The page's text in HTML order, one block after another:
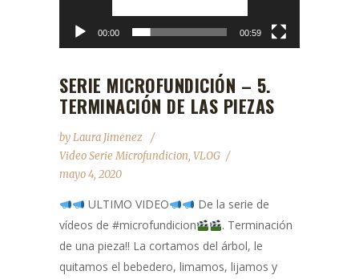
00:00 00:59
SERIE MICROFUNDICIÓN – 5.
TERMINACIÓN DE LAS PIEZAS
byLaura Jimenez
Video Serie Microfundicion, VLOG
mayo 4, 2020
ULTIMO VIDEO
De la serie de
vídeos de #microfundicion
. Terminación
de una pieza!! La cortamos del árbol, le
quitamos el bebedero, limamos, lijamos y